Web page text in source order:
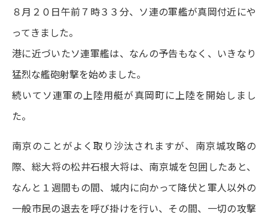
８月２０日午前７時３３分、ソ連の軍艦が真岡付近にや
ってきました。
港に近づいたソ連軍艦は、なんの予告もなく、いきなり
猛烈な艦砲射撃を始めました。
続いてソ連軍の上陸用艇が真岡町に上陸を開始しまし
た。
南京のことがよく取り沙汰されますが、南京城攻略の
際、総大将の松井石根大将は、南京城を包囲したあと、
なんと１週間もの間、城内に向かって降伏と軍人以外の
一般市民の退去を呼び掛けを行い、その間、一切の攻撃